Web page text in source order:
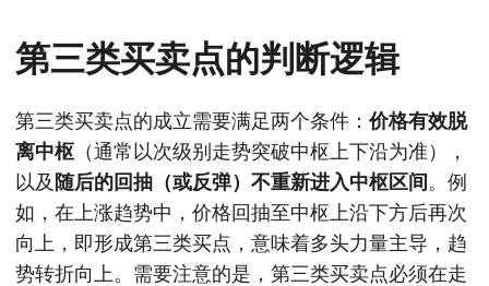
第三类买卖点的判断逻辑
第三类买卖点的成立需要满足两个条件： 价格有效脱
离中枢 （通常以次级别走势突破中枢上下沿为准），
以及随后的回抽（或反弹）不重新进入中枢区间。例
如，在上涨趋势中，价格回抽至中枢上沿下方后再次
向上，即形成第三类买点，意味着多头力量主导，趋
势转折向上。需要注意的是，第三类买卖点必须在走